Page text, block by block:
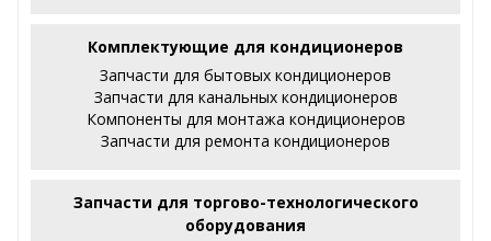
Комплектующие для кондиционеров
Запчасти для бытовых кондиционеров
Запчасти для канальных кондиционеров
Компоненты для монтажа кондиционеров
Запчасти для ремонта кондиционеров
Запчасти для торгово-технологического
оборудования